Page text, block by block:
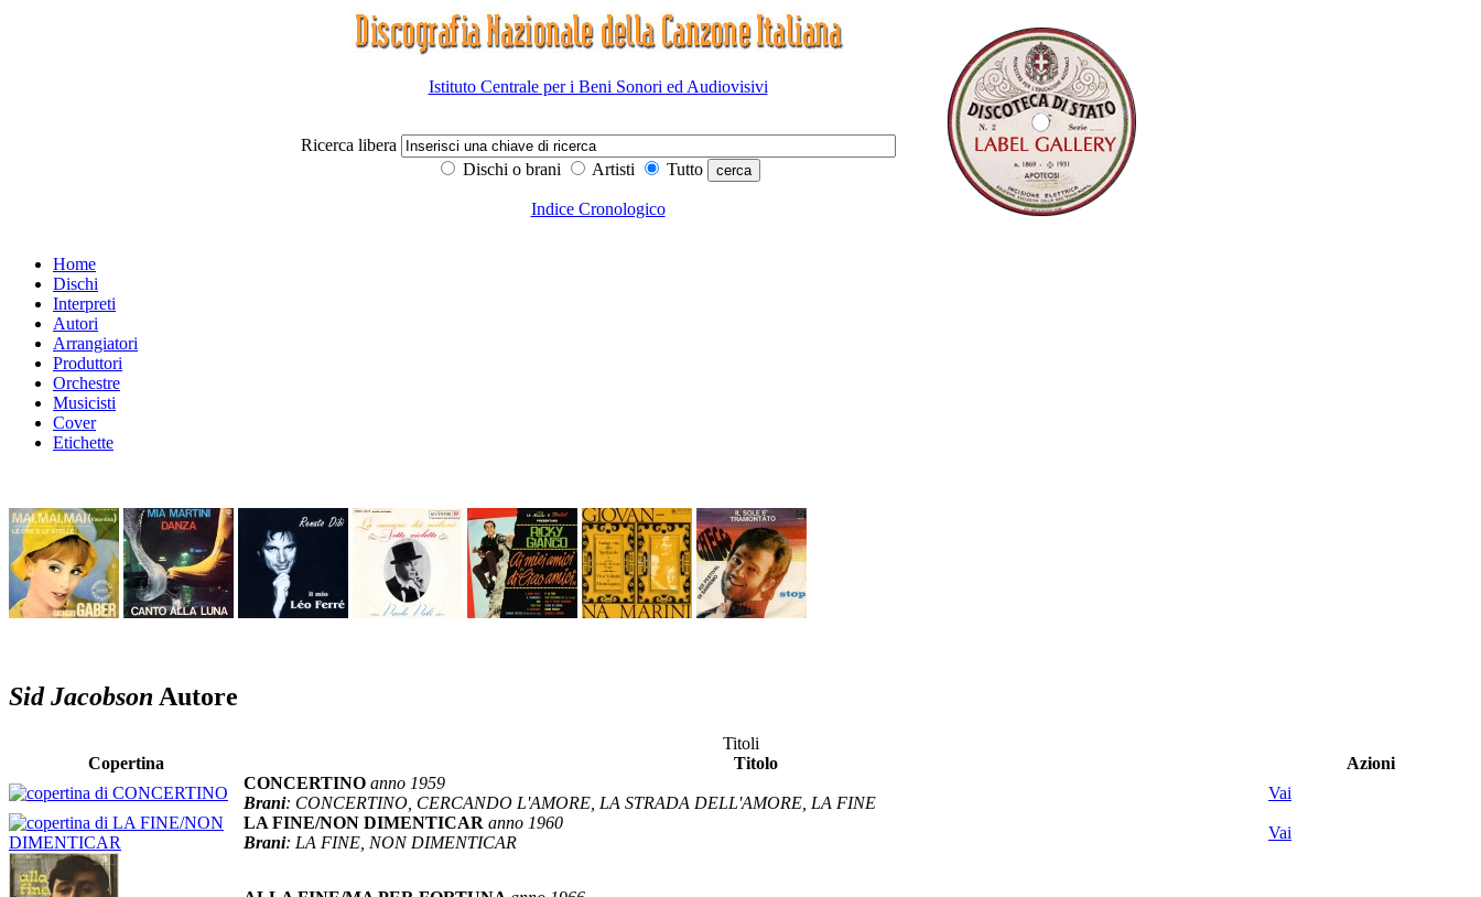
Istituto Centrale per i Beni Sonori ed Audiovisivi
Ricerca libera
Dischi o brani
Artisti Tutto
Indice Cronologico
Home
Dischi
Interpreti
Autori
Arrangiatori
Produttori
Orchestre
Musicisti
Cover
Etichette
Sid Jacobson Autore
Titoli
Copertina
Titolo
Azioni
CONCERTINO anno 1959
Brani: CONCERTINO, CERCANDO L'AMORE, LA STRADA DELL'AMORE, LA FINE
Vai
LA FINE/NON DIMENTICAR anno 1960
Brani: LA FINE, NON DIMENTICAR
Vai